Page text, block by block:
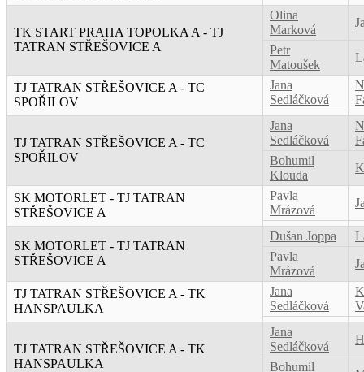
TK START PRAHA TOPOLKA A - TJ
TATRAN STŘEŠOVICE A
Olina
Marková
Petr
Matoušek
TJ TATRAN STŘEŠOVICE A - TC
SPOŘILOV
Jana
Sedláčková
TJ TATRAN STŘEŠOVICE A - TC
SPOŘILOV
Jana
Sedláčková
Bohumil
Klouda
SK MOTORLET - TJ TATRAN
STŘEŠOVICE A
Pavla
Mrázová
SK MOTORLET - TJ TATRAN
STŘEŠOVICE A
Dušan Joppa
Pavla
Mrázová
TJ TATRAN STŘEŠOVICE A - TK
HANSPAULKA
Jana
Sedláčková
TJ TATRAN STŘEŠOVICE A - TK
HANSPAULKA
Jana
Sedláčková
Bohumil